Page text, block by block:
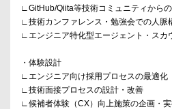
∟GitHub/Qiita等技術コミュニティから
∟技術カンファレンス・勉強会での人脈
∟エンジニア特化型エージェント・スカ
・体験設計
∟エンジニア向け採用プロセスの最適化
∟技術面接プロセスの設計・改善
∟候補者体験（CX）向上施策の企画・